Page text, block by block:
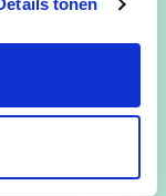
tonen
waarin ik het
we samen
en
een
nauw aan het